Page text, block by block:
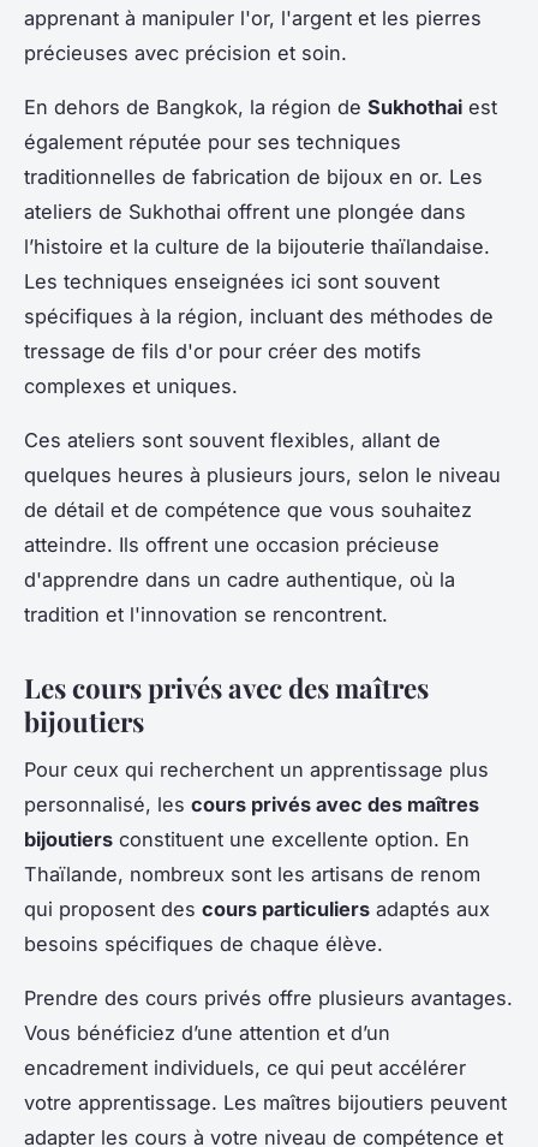
apprenant à manipuler l'or, l'argent et les pierres
précieuses avec précision et soin.
En dehors de Bangkok, la région de Sukhothai est
également réputée pour ses techniques
traditionnelles de fabrication de bijoux en or. Les
ateliers de Sukhothai offrent une plongée dans
l’histoire et la culture de la bijouterie thaïlandaise.
Les techniques enseignées ici sont souvent
spécifiques à la région, incluant des méthodes de
tressage de fils d'or pour créer des motifs
complexes et uniques.
Ces ateliers sont souvent flexibles, allant de
quelques heures à plusieurs jours, selon le niveau
de détail et de compétence que vous souhaitez
atteindre. Ils offrent une occasion précieuse
d'apprendre dans un cadre authentique, où la
tradition et l'innovation se rencontrent.
Les cours privés avec des maîtres
bijoutiers
Pour ceux qui recherchent un apprentissage plus
personnalisé, les cours privés avec des maîtres
bijoutiers constituent une excellente option. En
Thaïlande, nombreux sont les artisans de renom
qui proposent des cours particuliers adaptés aux
besoins spécifiques de chaque élève.
Prendre des cours privés offre plusieurs avantages.
Vous bénéficiez d’une attention et d’un
encadrement individuels, ce qui peut accélérer
votre apprentissage. Les maîtres bijoutiers peuvent
adapter les cours à votre niveau de compétence et